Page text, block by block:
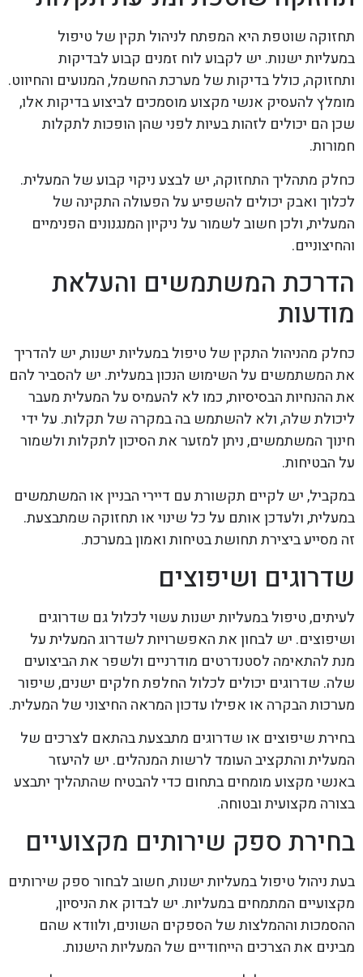
תחזוקה שוטפת היא המפתח לניהול תקין של טיפול
במעליות ישנות. יש לקבוע לוח זמנים קבוע לבדיקות
ותחזוקה, כולל בדיקות של מערכת החשמל, המנועים והחיווט.
מומלץ להעסיק אנשי מקצוע מוסמכים לביצוע בדיקות אלו,
שכן הם יכולים לזהות בעיות לפני שהן הופכות לתקלות
חמורות.
כחלק מתהליך התחזוקה, יש לבצע ניקוי קבוע של המעלית.
לכלוך ואבק יכולים להשפיע על הפעולה התקינה של
המעלית, ולכן חשוב לשמור על ניקיון המנגנונים הפנימיים
והחיצוניים.
הדרכת המשתמשים והעלאת
מודעות
כחלק מהניהול התקין של טיפול במעליות ישנות, יש להדריך
את המשתמשים על השימוש הנכון במעלית. יש להסביר להם
את ההנחיות הבסיסיות, כמו לא להעמיס על המעלית מעבר
ליכולת שלה, ולא להשתמש בה במקרה של תקלות. על ידי
חינוך המשתמשים, ניתן למזער את הסיכון לתקלות ולשמור
על הבטיחות.
במקביל, יש לקיים תקשורת עם דיירי הבניין או המשתמשים
במעלית, ולעדכן אותם על כל שינוי או תחזוקה שמתבצעת.
זה מסייע ביצירת תחושת בטיחות ואמון במערכת.
שדרוגים ושיפוצים
לעיתים, טיפול במעליות ישנות עשוי לכלול גם שדרוגים
ושיפוצים. יש לבחון את האפשרויות לשדרוג המעלית על
מנת להתאימה לסטנדרטים מודרניים ולשפר את הביצועים
שלה. שדרוגים יכולים לכלול החלפת חלקים ישנים, שיפור
מערכות הבקרה או אפילו עדכון המראה החיצוני של המעלית.
בחירת שיפוצים או שדרוגים מתבצעת בהתאם לצרכים של
המעלית והתקציב העומד לרשות המנהלים. יש להיעזר
באנשי מקצוע מומחים בתחום כדי להבטיח שהתהליך יתבצע
בצורה מקצועית ובטוחה.
בחירת ספק שירותים מקצועיים
בעת ניהול טיפול במעליות ישנות, חשוב לבחור ספק שירותים
מקצועיים המתמחים במעליות. יש לבדוק את הניסיון,
ההסמכות וההמלצות של הספקים השונים, ולוודא שהם
מבינים את הצרכים הייחודיים של המעליות הישנות.